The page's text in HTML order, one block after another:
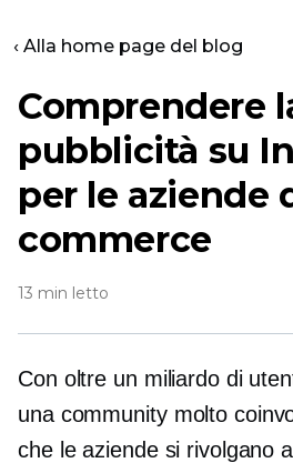
‹ Alla home page del blog
Comprendere
pubblicità su
per le aziende
commerce
13 min letto
Con oltre un miliardo di
una community molto
che le aziende si rivolgano